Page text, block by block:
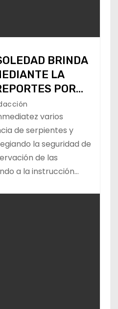
BRINDA
LA
POR
varios
de serpientes y
la seguridad de
de las
a la instrucción…